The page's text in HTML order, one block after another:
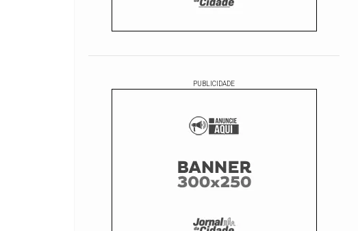
PUBLICIDADE